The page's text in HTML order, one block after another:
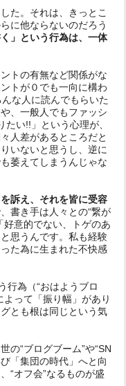
た。それは、きっとこ
に他ならないのだろう
く」という行為は、一体
トの有無など関係がな
トが０でも一向に構わ
な人に読んでもらいた
、一般人でもファッシ
い!!」という心理が、
人差があるところだと
いないと思うし、逆に
萎えてしまうんじゃな
訴え、それを皆に受容
書き手は人々との“繋が
好意的でない、トゲのあ
思うんです。私も経験
た為に生まれた不快感
行為（“おはようブロ
って「振り幅」があり
とも根は同じという気
の“ブログブーム”や“SN
「集団の時代」へと向
“オフ会”なるものが盛